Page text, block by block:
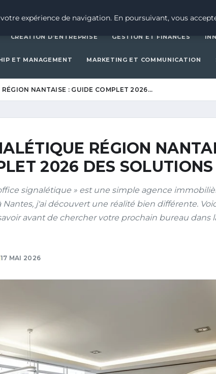
CRÉATION D’ENTREPRISE GESTION ET FINANCES
ET MANAGEMENT MARKETING ET COMMUNICATION
RÉGION NANTAISE : GUIDE COMPLET 2026…
RÉGION
2026 DES SOLUTIONS
signalétique » est une simple agence
j'ai découvert une réalité bien différente.
avant de chercher votre prochain bureau dans
17 MAI 2026
expérience de navigation. En poursuivant, vous